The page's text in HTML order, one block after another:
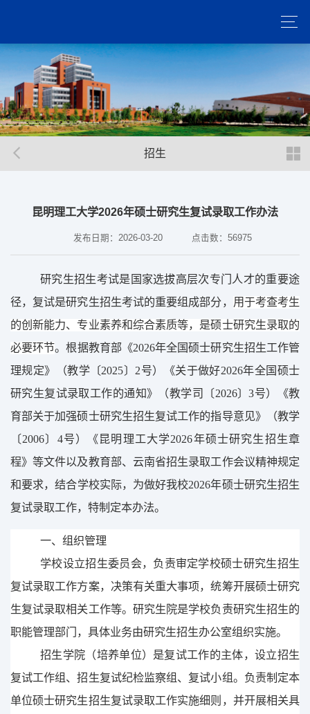
招生
昆明理工大学2026年硕士研究生复试录取工作办法
发布日期：2026-03-20 点击数： 56975
研究生招生考试是国家选拔高层次专门人才的重要途
径，复试是研究生招生考试的重要组成部分， 用于考查考生
的创新能力、专业素养和综合素质等，是硕士研究生录取的
必要环节。根据教育部 《2026年全国硕士研究生招生工作管
理规定》（教学〔2025〕2号） 《关于做好2026年全国硕士
研究生复试录取工作的通知》（教学司 〔2026〕3号）
《教
育部关于加强硕士研究生招生复试工作的指导意见》（教学
〔2006〕 4号）《昆明理工大学2026年硕士研究生招生章
程》等文件以及教育部、云南省招生录取工作会议精神规定
和要求，结合学校实际，为做好我校2026年硕士研究生招生
复试录取工作，特制定本办法。
一、组织管理
学校设立招生委员会，负责审定学校硕士研究生招生
复试录取工作方案，决策有关重大事项，统筹开展硕士研究
生复试录取相关工作等。研究生院是学校负责研究生招生的
职能管理部门，具体业务由研究生招生办公室组织实施。
招生学院（培养单位）是复试工作的主体，设立招生
复试工作组、招生复试纪检监察组、复试小组。负责制定本
单位硕士研究生招生复试录取工作实施细则，并开展相关具